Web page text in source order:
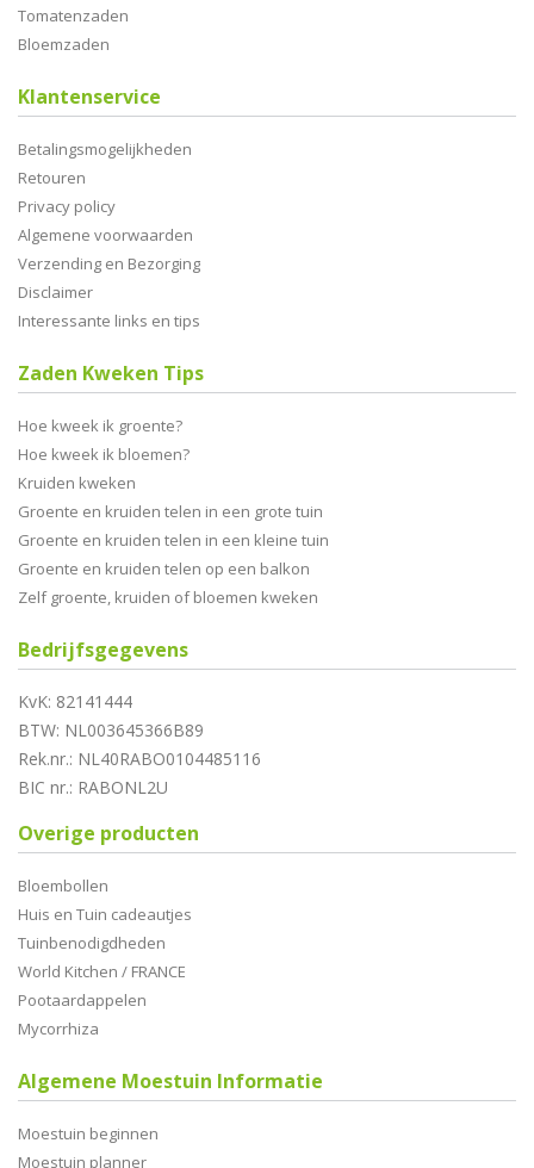
Tomatenzaden
Bloemzaden
Klantenservice
Betalingsmogelijkheden
Retouren
Privacy policy
Algemene voorwaarden
Verzending en Bezorging
Disclaimer
Interessante links en tips
Zaden Kweken Tips
Hoe kweek ik groente?
Hoe kweek ik bloemen?
Kruiden kweken
Groente en kruiden telen in een grote tuin
Groente en kruiden telen in een kleine tuin
Groente en kruiden telen op een balkon
Zelf groente, kruiden of bloemen kweken
Bedrijfsgegevens
KvK: 82141444
BTW: NL003645366B89
Rek.nr.: NL40RABO0104485116
BIC nr.: RABONL2U
Overige producten
Bloembollen
Huis en Tuin cadeautjes
Tuinbenodigdheden
World Kitchen / FRANCE
Pootaardappelen
Mycorrhiza
Algemene Moestuin Informatie
Moestuin beginnen
Moestuin planner